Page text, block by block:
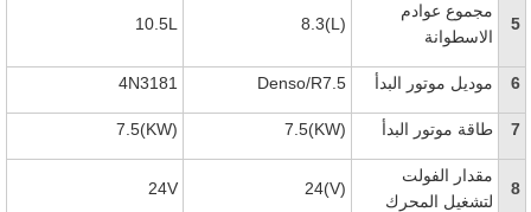
5
مجموع عوادم
الاسطوانة
8.3(L)
10.5L
6 موديل موتور البدأ Denso/R7.5
4N3181
7 طاقة موتور البدأ 7.5(KW)
7.5(KW)
8
مقدار الفولت
لتشغيل المحرك
24(V)
24V